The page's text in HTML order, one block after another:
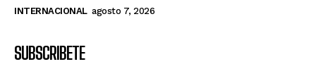
INTERNACIONAL agosto 7, 2026
SUBSCRIBETE